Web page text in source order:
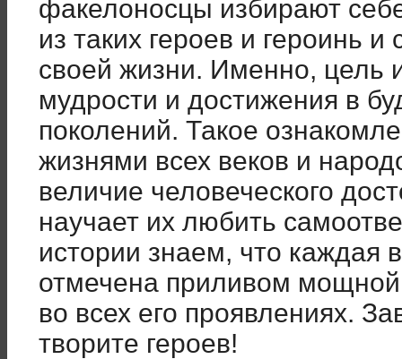
факелоносцы избирают
из таких героев и героинь
своей жизни. Именно, цель
мудрости и достижения в
поколений. Такое
жизнями всех веков и
величие человеческого
научает их любить
истории знаем, что каждая
отмечена приливом
во всех его проявлениях.
творите героев!